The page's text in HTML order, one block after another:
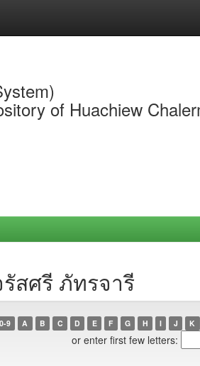
of Huachiew
สศรี ภัทรจารี
0-9 A B C D E F G H I J K
or enter first few letters: